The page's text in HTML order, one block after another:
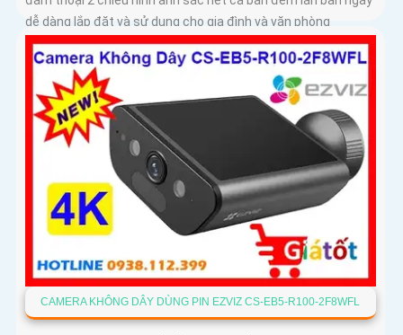
dễ dàng lắp đặt và sử dụng cho gia đình và văn phòng
Camera an ninh không dây CS-H90-R100-8H44WKFL mang
đến sự an toàn và tiện lợi.
CAMERA KHÔNG DÂY DÙNG PIN EZVIZ CS-EB5-R100-2F8WFL